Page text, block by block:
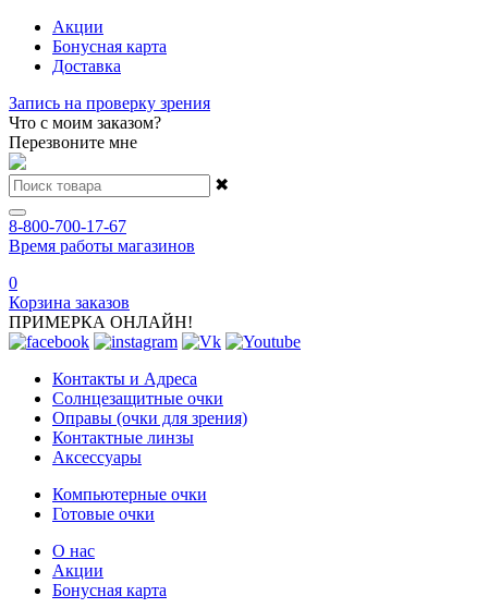
Акции
Бонусная карта
Доставка
Запись на проверку зрения
Что с моим заказом?
Перезвоните мне
✖
8-800-700-17-67
Время работы магазинов
0
Корзина заказов
ПРИМЕРКА ОНЛАЙН!
Контакты и Адреса
Солнцезащитные очки
Оправы (очки для зрения)
Контактные линзы
Аксессуары
Компьютерные очки
Готовые очки
О нас
Акции
Бонусная карта